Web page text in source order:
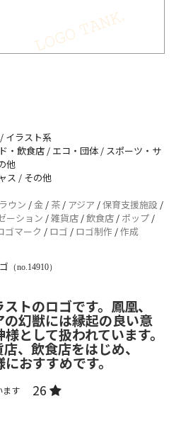
イラスト系
・飲食店 / エコ・団体 / スポーツ・サ
他
ス / その他
ウン / 金 / 茶 / アジア /保育支援施設 /
ーション /雑貨店 /飲食店 / ポップ /
ゴマーク / ロゴ / ロゴ制作 /作成
（no.14910）
トのロゴです。鳳凰、
幻獣には縁起の良い意
として扱われています。
、飲食店をはじめ、
おすすめです。
ます 26